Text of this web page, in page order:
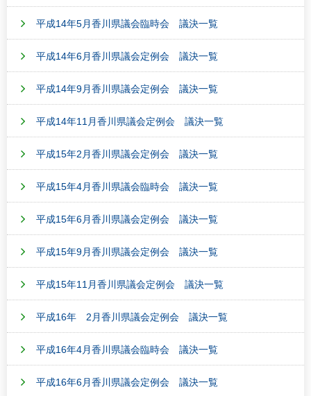
平成14年5月香川県議会臨時会 議決一覧
平成14年6月香川県議会定例会 議決一覧
平成14年9月香川県議会定例会 議決一覧
平成14年11月香川県議会定例会 議決一覧
平成15年2月香川県議会定例会 議決一覧
平成15年4月香川県議会臨時会 議決一覧
平成15年6月香川県議会定例会 議決一覧
平成15年9月香川県議会定例会 議決一覧
平成15年11月香川県議会定例会 議決一覧
平成16年 2月香川県議会定例会 議決一覧
平成16年4月香川県議会臨時会 議決一覧
平成16年6月香川県議会定例会 議決一覧